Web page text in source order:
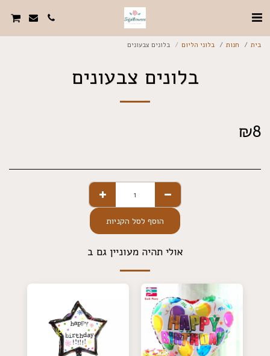
בית חנות בלוני הליום בלונים צבעונים
בלונים צבעונים
₪8
הוסף לסל הקניות
אולי תהיה מעוניין גם ב